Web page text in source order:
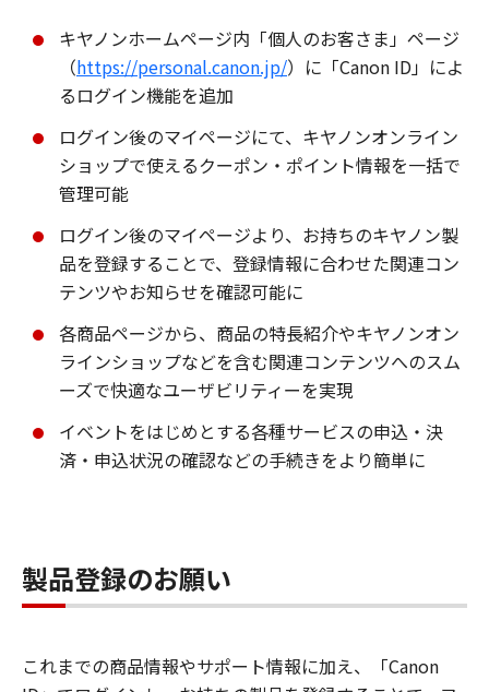
キヤノンホームページ内「個人のお客さま」ページ
（https://personal.canon.jp/）に「Canon ID」によ
るログイン機能を追加
ログイン後のマイページにて、キヤノンオンライン
ショップで使えるクーポン・ポイント情報を一括で
管理可能
ログイン後のマイページより、お持ちのキヤノン製
品を登録することで、登録情報に合わせた関連コン
テンツやお知らせを確認可能に
各商品ページから、商品の特長紹介やキヤノンオン
ラインショップなどを含む関連コンテンツへのスム
ーズで快適なユーザビリティーを実現
イベントをはじめとする各種サービスの申込・決
済・申込状況の確認などの手続きをより簡単に
製品登録のお願い
これまでの商品情報やサポート情報に加え、「Canon